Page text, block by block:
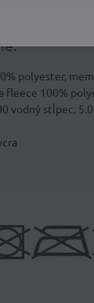
polyester,
fleece 100%
vodný stĺpec,